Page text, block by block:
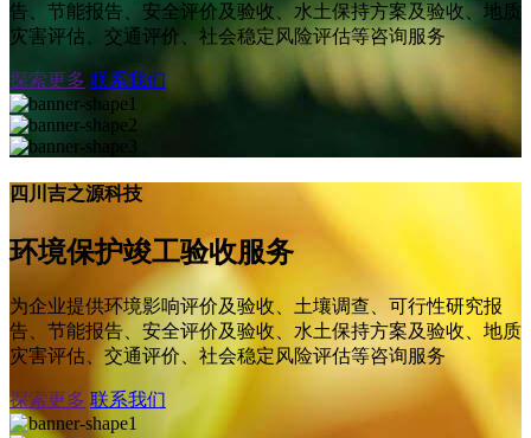
告、节能报告、安全评价及验收、水土保持方案及验收、地质
灾害评估、交通评价、社会稳定风险评估等咨询服务
探索更多 联系我们
四川吉之源科技
环境保护竣工验收服务
为企业提供环境影响评价及验收、土壤调查、可行性研究报
告、节能报告、安全评价及验收、水土保持方案及验收、地质
灾害评估、交通评价、社会稳定风险评估等咨询服务
探索更多 联系我们